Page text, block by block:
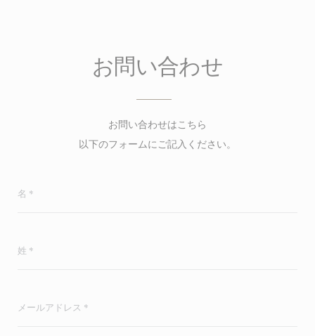
お問い合わせ
お問い合わせはこちら
以下のフォームにご記入ください。